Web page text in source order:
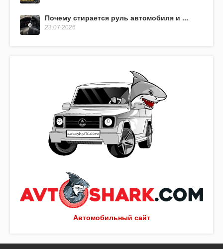
Автомобильный сайт
Почему стирается руль автомобиля и ...
23.07.2026